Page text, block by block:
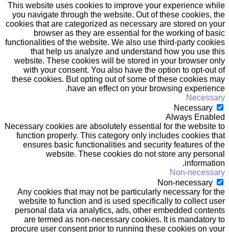
This website uses cookies to improve your experience while
you navigate through the website. Out of these cookies, the
cookies that are categorized as necessary are stored on your
browser as they are essential for the working of basic
functionalities of the website. We also use third-party cookies
that help us analyze and understand how you use this
website. These cookies will be stored in your browser only
with your consent. You also have the option to opt-out of
these cookies. But opting out of some of these cookies may
have an effect on your browsing experience.
Necessary
Necessary
Always Enabled
Necessary cookies are absolutely essential for the website to
function properly. This category only includes cookies that
ensures basic functionalities and security features of the
website. These cookies do not store any personal
information.
Non-necessary
Non-necessary
Any cookies that may not be particularly necessary for the
website to function and is used specifically to collect user
personal data via analytics, ads, other embedded contents
are termed as non-necessary cookies. It is mandatory to
procure user consent prior to running these cookies on your